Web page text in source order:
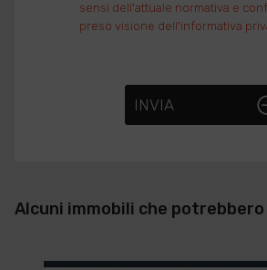
sensi dell'attuale normativa e
preso visione dell'informativa
INVIA
Alcuni immobili che